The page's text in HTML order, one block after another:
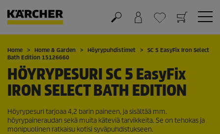
Ostoskori
Suosikit
Home Home & Garden Höyrypuhdistimet SC 5 EasyFix Iron Select
Bath Edition 15126660
HÖYRYPESURI SC 5 EasyFix
IRON SELECT BATH EDITION
Höyrypesuri tarjoaa 4,2 barin paineen, ja sisältää mm.
höyrypaineraudan sekä muita käteviä tarvikkeita. Se on tehokas ja
monipuolinen ratkaisu kotisi syväpuhdistukseen.